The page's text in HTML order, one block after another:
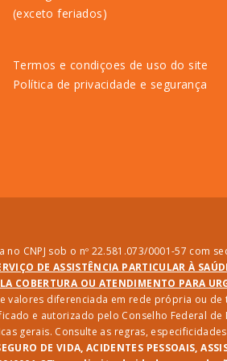
(exceto feriados)
Termos e condiçoes de uso do site
Política de privacidade e segurança
CNPJ sob o nº 22.581.073/0001-57 com
DE ASSISTÊNCIA PARTICULAR À
OU ATENDIMENTO PARA
valores diferenciada em rede própria ou
e autorizado pelo Conselho Federal
gerais. Consulte as regras,
DE VIDA, ACIDENTES PESSOAIS,